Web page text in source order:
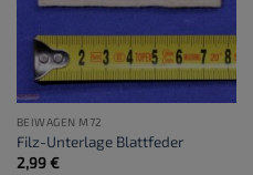
BEIWAGEN M72
Filz-Unterlage Blattfeder
2,99€